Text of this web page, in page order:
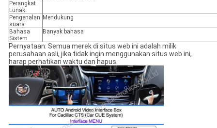
Perangkat
Lunak
Pengenalan
suara
Mendukung
Bahasa
Sistem
Banyak bahasa
Pernyataan: Semua merek di situs web ini adalah milik
perusahaan asli, jika tidak ingin menggunakan situs web ini,
harap perhatikan waktu dan hapus.